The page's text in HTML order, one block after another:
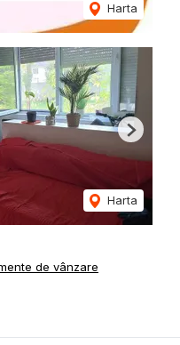
Harta
Harta
Next
de vânzare